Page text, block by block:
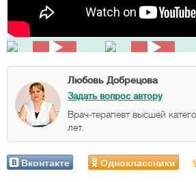
Любовь Добрецова
Задать вопрос автору
Врач-терапевт высшей
лет.
Вконтакте Одноклассники